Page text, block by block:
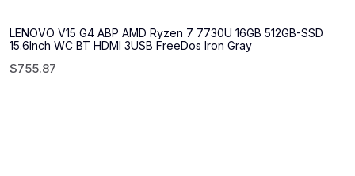
LENOVO V15 G4 ABP AMD Ryzen 7 7730U 16GB 512GB-SSD
15.6Inch WC BT HDMI 3USB FreeDos Iron Gray
$755.87